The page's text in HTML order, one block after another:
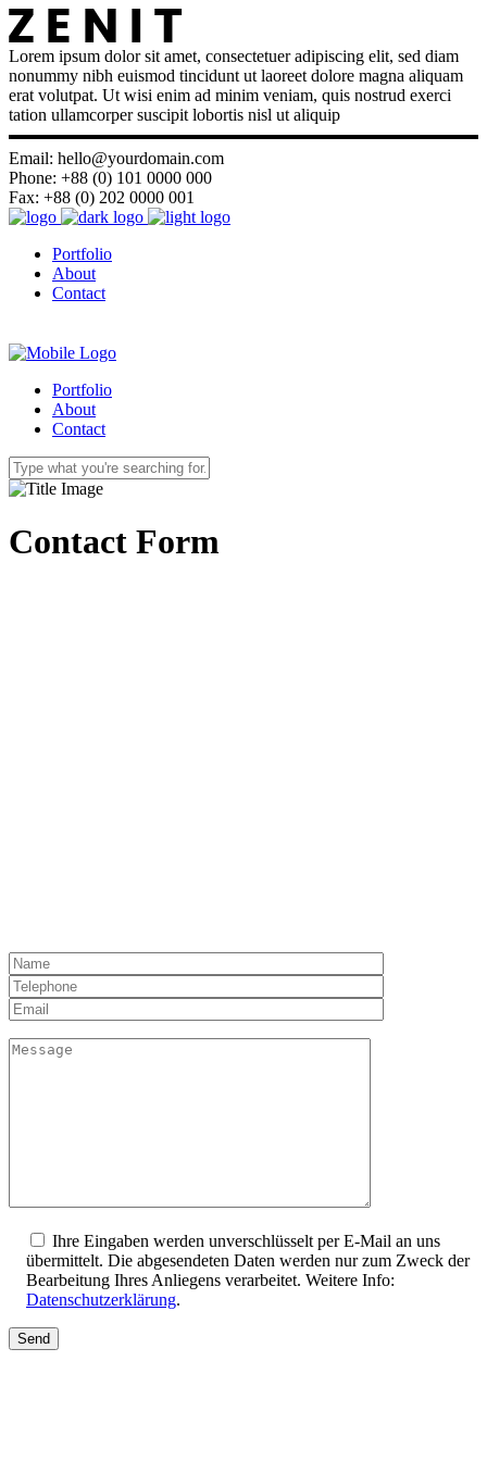
Lorem ipsum dolor sit amet, consectetuer adipiscing elit, sed diam
nonummy nibh euismod tincidunt ut laoreet dolore magna aliquam
erat volutpat. Ut wisi enim ad minim veniam, quis nostrud exerci
tation ullamcorper suscipit lobortis nisl ut aliquip
Email: hello@yourdomain.com
Phone: +88 (0) 101 0000 000
Fax: +88 (0) 202 0000 001
Portfolio
About
Contact
Portfolio
About
Contact
Contact Form
Ihre Eingaben werden unverschlüsselt per E-Mail an uns
übermittelt. Die abgesendeten Daten werden nur zum Zweck der
Bearbeitung Ihres Anliegens verarbeitet. Weitere Info:
Datenschutzerklärung.